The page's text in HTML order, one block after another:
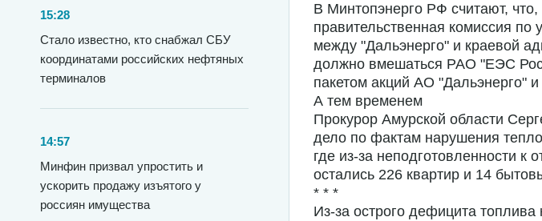
15:28
Стало известно, кто снабжал СБУ
координатами российских нефтяных
терминалов
14:57
Минфин призвал упростить и
ускорить продажу изъятого у
россиян имущества
В Минтопэнерго РФ считают, что,
правительственная комиссия
между "Дальэнерго" и краевой
должно вмешаться РАО "ЕЭС
пакетом акций АО "Дальэнерго"
А тем временем
Прокурор Амурской области
дело по фактам нарушения
где из-за неподготовленности к
остались 226 квартир и 14
* * *
Из-за острого дефицита топлива